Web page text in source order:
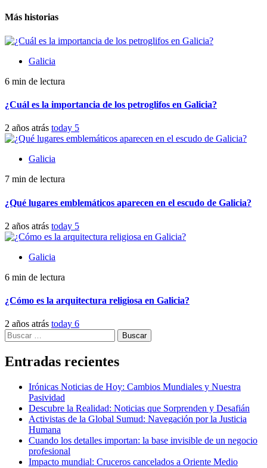
Más historias
Galicia
6 min de lectura
¿Cuál es la importancia de los petroglifos en Galicia?
2 años atrás today 5
Galicia
7 min de lectura
¿Qué lugares emblemáticos aparecen en el escudo de Galicia?
2 años atrás today 5
Galicia
6 min de lectura
¿Cómo es la arquitectura religiosa en Galicia?
2 años atrás today 6
Buscar:
Entradas recientes
Irónicas Noticias de Hoy: Cambios Mundiales y Nuestra
Pasividad
Descubre la Realidad: Noticias que Sorprenden y Desafián
Activistas de la Global Sumud: Navegación por la Justicia
Humana
Cuando los detalles importan: la base invisible de un negocio
profesional
Impacto mundial: Cruceros cancelados a Oriente Medio